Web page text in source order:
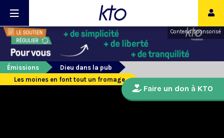
Contenu sponsorisé
Émissions
Dieu dans la pub
Les moines en font tout un fromage
Faire un don à KTO